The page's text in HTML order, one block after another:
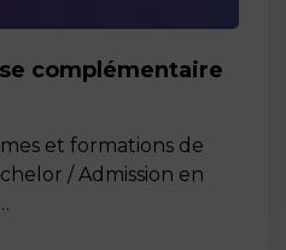
complémentaire
et formations de
/ Admission en